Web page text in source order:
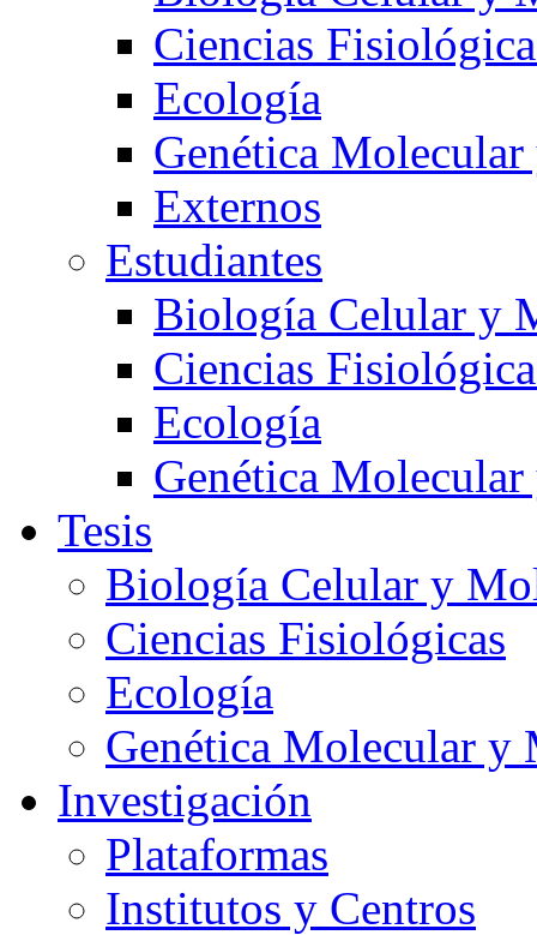
Ciencias
Ecología
Genética
Externos
Estudiantes
Biología Celular y
Ciencias
Ecología
Genética
Tesis
Biología Celular y
Ciencias Fisiológicas
Ecología
Genética Molecular
Investigación
Plataformas
Institutos y Centros